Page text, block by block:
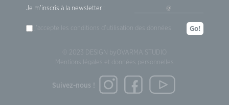
OVARMA STUDIO
Mentions légales et données personnelles
Je m'inscris à la newsletter :
j'accepte les conditions d'utilisation des données Go!
Suivez-nous !